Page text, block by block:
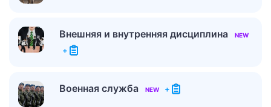
Внешняя и внутренняя дисциплина NEW
+
Военная служба NEW +